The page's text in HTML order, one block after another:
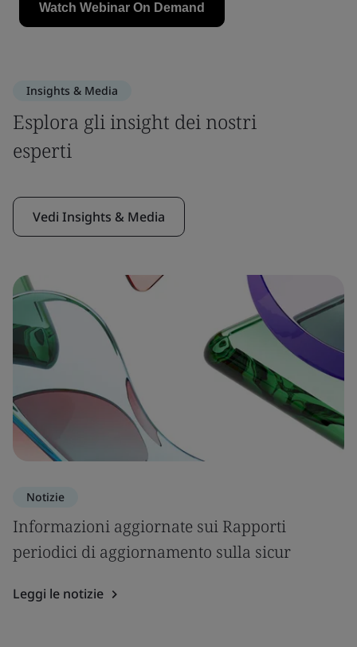
Insights & Media
Esplora gli insight dei nostri
esperti
Vedi Insights & Media
Notizie
Informazioni aggiornate sui Rapporti
periodici di aggiornamento sulla sicur
Leggi le notizie